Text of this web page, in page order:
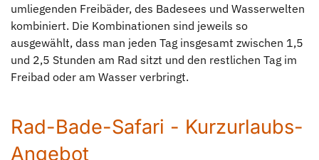
umliegenden Freibäder, des Badesees und Wasserwelten
kombiniert. Die Kombinationen sind jeweils so
ausgewählt, dass man jeden Tag insgesamt zwischen 1,5
und 2,5 Stunden am Rad sitzt und den restlichen Tag im
Freibad oder am Wasser verbringt.
Rad-Bade-Safari - Kurzurlaubs-
Angebot